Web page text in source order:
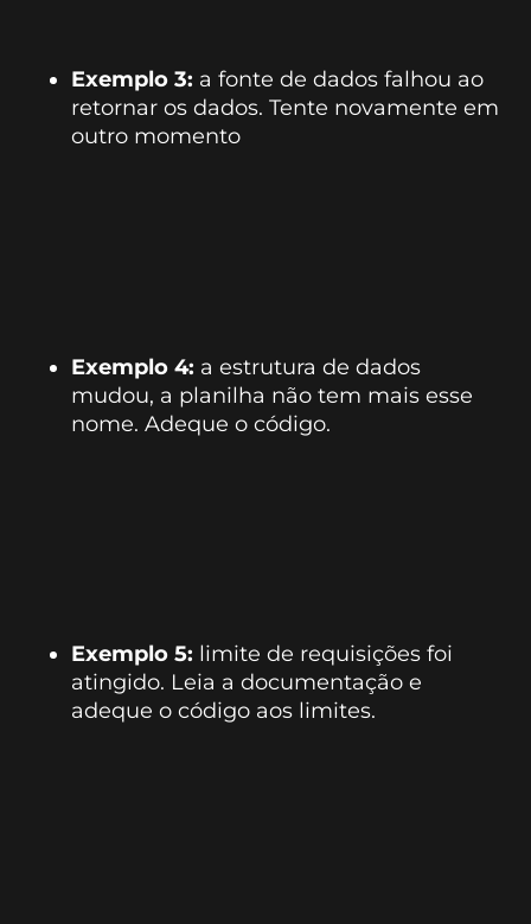
Exemplo 3: a fonte de dados falhou ao
retornar os dados. Tente novamente em
outro momento
Exemplo 4: a estrutura de dados
mudou, a planilha não tem mais esse
nome. Adeque o código.
Exemplo 5: limite de requisições foi
atingido. Leia a documentação e
adeque o código aos limites.